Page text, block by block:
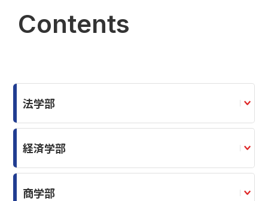
Contents
法学部
経済学部
商学部